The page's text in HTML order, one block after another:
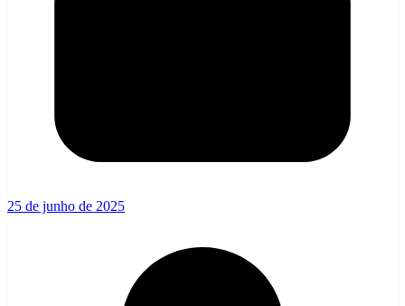
25 de junho de 2025